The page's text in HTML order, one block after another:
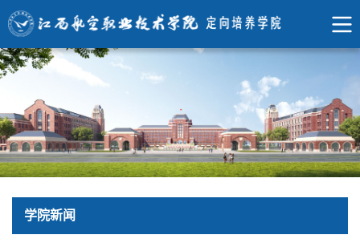
学院新闻